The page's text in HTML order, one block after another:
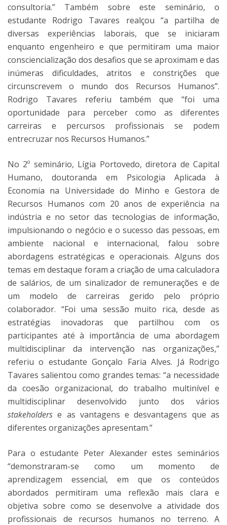
consultoria.” Também sobre este seminário, o
estudante Rodrigo Tavares realçou “a partilha de
diversas experiências laborais, que se iniciaram
enquanto engenheiro e que permitiram uma maior
consciencialização dos desafios que se aproximam e das
inúmeras dificuldades, atritos e constrições que
circunscrevem o mundo dos Recursos Humanos”.
Rodrigo Tavares referiu também que “foi uma
oportunidade para perceber como as diferentes
carreiras e percursos profissionais se podem
entrecruzar nos Recursos Humanos.”
No 2º seminário, Lígia Portovedo, diretora de Capital
Humano, doutoranda em Psicologia Aplicada à
Economia na Universidade do Minho e Gestora de
Recursos Humanos com 20 anos de experiência na
indústria e no setor das tecnologias de informação,
impulsionando o negócio e o sucesso das pessoas, em
ambiente nacional e internacional, falou sobre
abordagens estratégicas e operacionais. Alguns dos
temas em destaque foram a criação de uma calculadora
de salários, de um sinalizador de remunerações e de
um modelo de carreiras gerido pelo próprio
colaborador. “Foi uma sessão muito rica, desde as
estratégias inovadoras que partilhou com os
participantes até à importância de uma abordagem
multidisciplinar da intervenção nas organizações,”
referiu o estudante Gonçalo Faria Alves. Já Rodrigo
Tavares salientou como grandes temas: “a necessidade
da coesão organizacional, do trabalho multinível e
multidisciplinar desenvolvido junto dos vários
stakeholders e as vantagens e desvantagens que as
diferentes organizações apresentam.”
Para o estudante Peter Alexander estes seminários
“demonstraram-se como um momento de
aprendizagem essencial, em que os conteúdos
abordados permitiram uma reflexão mais clara e
objetiva sobre como se desenvolve a atividade dos
profissionais de recursos humanos no terreno. A